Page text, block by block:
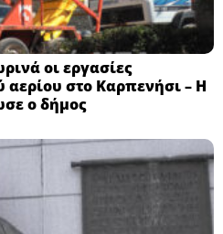
οι εργασίες
στο Καρπενήσι – Η
ο δήμος